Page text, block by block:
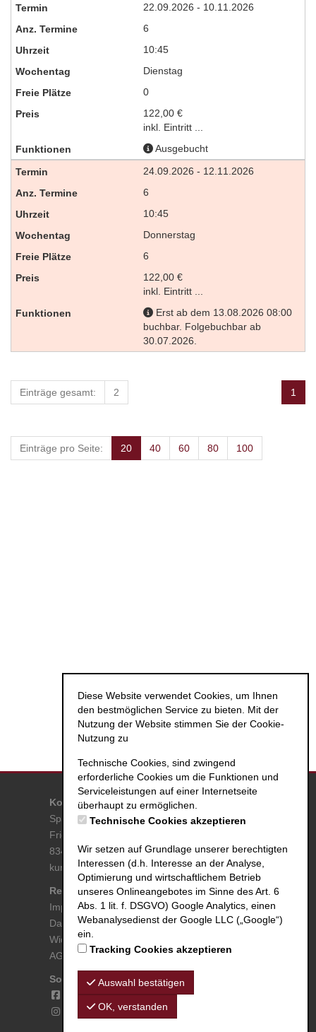
22.09.2026 - 10.11.2026
6
10:45
Dienstag
0
122,00 €
inkl. Eintritt ...
Ausgebucht
24.09.2026 - 12.11.2026
6
10:45
Donnerstag
6
122,00 €
inkl. Eintritt ...
Erst ab dem 13.08.2026 08:00
buchbar. Folgebuchbar ab
30.07.2026.
1
Einträge gesamt: 2
Einträge pro Seite: 20 40 60 80 100
Kontakt
Spa & Familien Resort RupertusTherme
Friedrich-Ebert-Allee 21
83435 Bad Reichenhall
kurse@rupertustherme.de
Rechtliche Angaben
Impressum
Datenschutz
Widerrufsbelehrung
AGB
Zahlmethoden
MasterCard
PayPal
Visa
Social Media
Instagram
Diese Website verwendet Cookies, um Ihnen
den bestmöglichen Service zu bieten. Mit der
Nutzung der Website stimmen Sie der Cookie-
Nutzung zu
Technische Cookies, sind zwingend
erforderliche Cookies um die Funktionen und
Serviceleistungen auf einer Internetseite
überhaupt zu ermöglichen.
Technische Cookies akzeptieren
Wir setzen auf Grundlage unserer berechtigten
Interessen (d.h. Interesse an der Analyse,
Optimierung und wirtschaftlichem Betrieb
unseres Onlineangebotes im Sinne des Art. 6
Abs. 1 lit. f. DSGVO) Google Analytics, einen
Webanalysedienst der Google LLC („Google“)
ein.
Tracking Cookies akzeptieren
Auswahl bestätigen
OK, verstanden